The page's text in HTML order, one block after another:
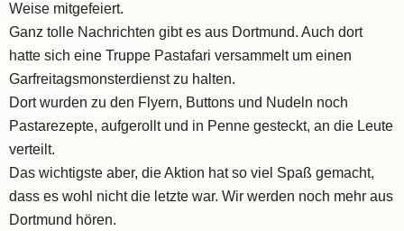
Weise mitgefeiert.
Ganz tolle Nachrichten gibt es aus Dortmund. Auch dort
hatte sich eine Truppe Pastafari versammelt um einen
Garfreitagsmonsterdienst zu halten.
Dort wurden zu den Flyern, Buttons und Nudeln noch
Pastarezepte, aufgerollt und in Penne gesteckt, an die Leute
verteilt.
Das wichtigste aber, die Aktion hat so viel Spaß gemacht,
dass es wohl nicht die letzte war. Wir werden noch mehr aus
Dortmund hören.